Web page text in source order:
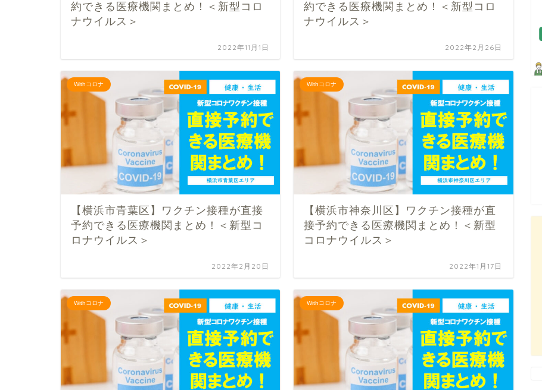
約できる医療機関まとめ！＜新型コロ
ナウイルス＞
2022年11月1日
約できる医療機関まとめ！＜新型コロ
ナウイルス＞
2022年2月26日
Withコロナ
【横浜市青葉区】ワクチン接種が直接
予約できる医療機関まとめ！＜新型コ
ロナウイルス＞
2022年2月20日
Withコロナ
【横浜市神奈川区】ワクチン接種が直
接予約できる医療機関まとめ！＜新型
コロナウイルス＞
2022年1月17日
Withコロナ Withコロナ